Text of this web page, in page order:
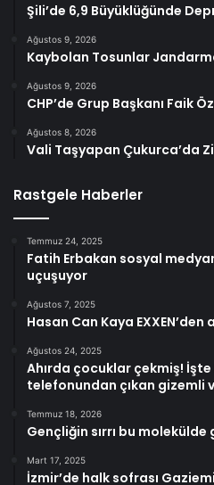
Şili’de 6,9 Büyüklüğünde
Ağustos 9, 2026
Kaybolan Tosunlar
Ağustos 9, 2026
CHP’de Grup Başkanı Faik
Ağustos 8, 2026
Vali Taşyapan Çukurca’da
Rastgele Haberler
Temmuz 24, 2025
Fatih Erbakan sosyal
uçuşuyor
Ağustos 7, 2025
Hasan Can Kaya EXXEN’den
Ağustos 24, 2025
Ahırda çocuklar çekmiş! İşte
telefonundan çıkan gizemli
Temmuz 18, 2026
Gençliğin sırrı bu molekülde
Mart 17, 2025
İzmir’de halk sofrası